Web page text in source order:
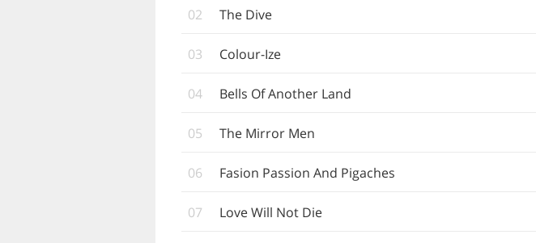
02 The Dive
03 Colour-Ize
04 Bells Of Another Land
05 The Mirror Men
06 Fasion Passion And Pigaches
07 Love Will Not Die